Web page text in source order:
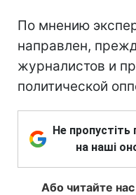
По мнению
направлен,
журналистов и
политической
Не пропустіть
на наші
Або читайте